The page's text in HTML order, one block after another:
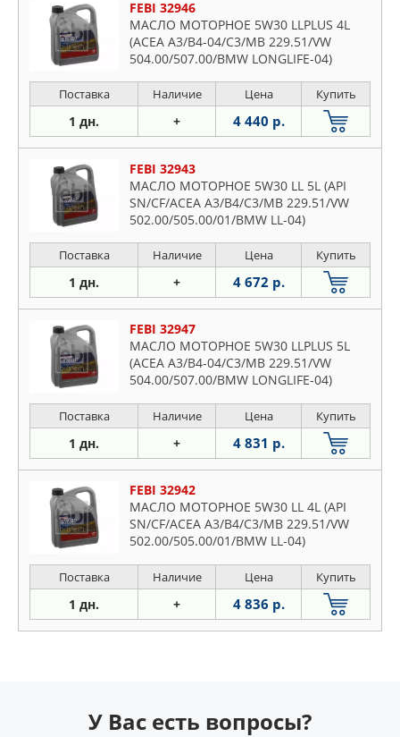
FEBI 32946
МАСЛО МОТОРНОЕ 5W30 LLPLUS 4L
(ACEA A3/B4-04/C3/MB 229.51/VW
504.00/507.00/BMW LONGLIFE-04)
Поставка Наличие Цена Купить
1 дн. + 4 440 р.
FEBI 32943
МАСЛО МОТОРНОЕ 5W30 LL 5L (API
SN/CF/ACEA A3/B4/C3/MB 229.51/VW
502.00/505.00/01/BMW LL-04)
Поставка Наличие Цена Купить
1 дн. + 4 672 р.
FEBI 32947
МАСЛО МОТОРНОЕ 5W30 LLPLUS 5L
(ACEA A3/B4-04/C3/MB 229.51/VW
504.00/507.00/BMW LONGLIFE-04)
Поставка Наличие Цена Купить
1 дн. + 4 831 р.
FEBI 32942
МАСЛО МОТОРНОЕ 5W30 LL 4L (API
SN/CF/ACEA A3/B4/C3/MB 229.51/VW
502.00/505.00/01/BMW LL-04)
Поставка Наличие Цена Купить
1 дн. + 4 836 р.
У Вас есть вопросы?